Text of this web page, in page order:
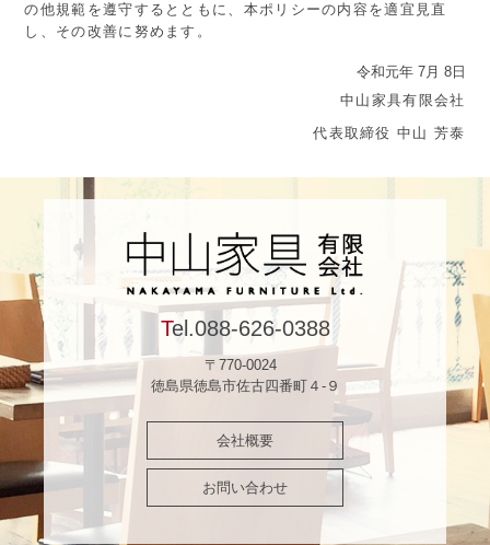
の他規範を遵守するとともに、本ポリシーの内容を適宜見直
し、その改善に努めます。
令和元年 7月 8日
中山家具有限会社
代表取締役 中山 芳泰
Tel.088-626-0388
〒770-0024
徳島県徳島市佐古四番町４-９
会社概要
お問い合わせ